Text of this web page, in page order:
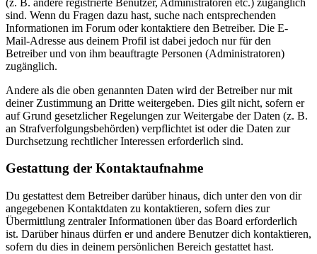
sind. Wenn du Fragen dazu hast, suche nach entsprechenden
Informationen im Forum oder kontaktiere den Betreiber. Die E-
Mail-Adresse aus deinem Profil ist dabei jedoch nur für den
Betreiber und von ihm beauftragte Personen (Administratoren)
zugänglich.
Andere als die oben genannten Daten wird der Betreiber nur mit
deiner Zustimmung an Dritte weitergeben. Dies gilt nicht, sofern er
auf Grund gesetzlicher Regelungen zur Weitergabe der Daten (z. B.
an Strafverfolgungsbehörden) verpflichtet ist oder die Daten zur
Durchsetzung rechtlicher Interessen erforderlich sind.
Gestattung der Kontaktaufnahme
Du gestattest dem Betreiber darüber hinaus, dich unter den von dir
angegebenen Kontaktdaten zu kontaktieren, sofern dies zur
Übermittlung zentraler Informationen über das Board erforderlich
ist. Darüber hinaus dürfen er und andere Benutzer dich kontaktieren,
sofern du dies in deinem persönlichen Bereich gestattet hast.